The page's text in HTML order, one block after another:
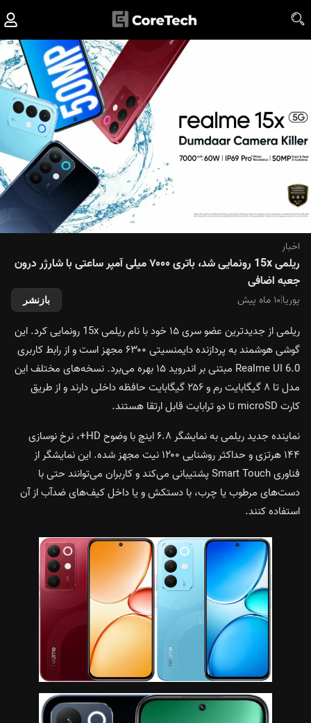
اخبار
ریلمی 15x رونمایی شد، باتری ۷۰۰۰ میلی آمپر ساعتی با شارژر درون
جعبه اضافی
پوریا|۱۰ ماه پیش بازنشر
ریلمی از جدیدترین عضو سری ۱۵ خود با نام ریلمی 15x رونمایی کرد. این
گوشی هوشمند به پردازنده دایمنسیتی ۶۳۰۰ مجهز است و از رابط کاربری
Realme UI 6.0 مبتنی بر اندروید ۱۵ بهره می‌برد. نسخه‌های مختلف این
مدل تا ۸ گیگابایت رم و ۲۵۶ گیگابایت حافظه داخلی دارند و از طریق
کارت microSD تا دو ترابایت قابل ارتقا هستند.
نماینده جدید ریلمی به نمایشگر ۶.۸ اینچ با وضوح HD+، نرخ نوسازی
۱۴۴ هرتزی و حداکثر روشنایی ۱۲۰۰ نیت مجهز شده. این نمایشگر از
فناوری Smart Touch پشتیبانی می‌کند و کاربران می‌توانند حتی با
دست‌های مرطوب یا چرب، با دستکش و یا داخل کیف‌های ضدآب از آن
استفاده کنند.